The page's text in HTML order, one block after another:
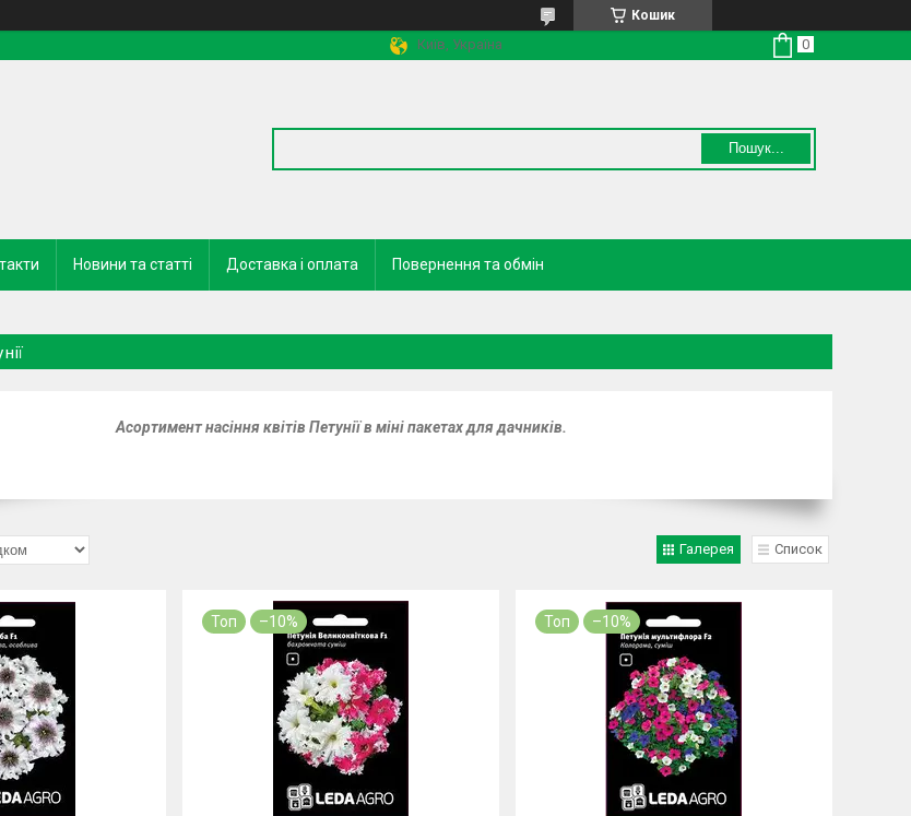
Кошик
Київ, Україна
Пошук...
Новини та статті Доставка і оплата Повернення та обмін
Асортимент насіння квітів Петунії в міні пакетах для дачників.
Галерея Список
Топ –10% Топ –10%